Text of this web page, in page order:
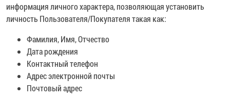
информация личного характера, позволяющая установить
личность Пользователя/Покупателя такая как:
Фамилия, Имя, Отчество
Дата рождения
Контактный телефон
Адрес электронной почты
Почтовый адрес